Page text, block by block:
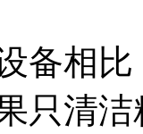
相比
只清